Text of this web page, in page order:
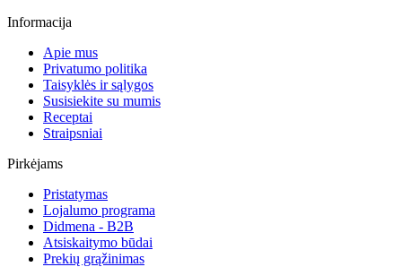
Informacija
Apie mus
Privatumo politika
Taisyklės ir sąlygos
Susisiekite su mumis
Receptai
Straipsniai
Pirkėjams
Pristatymas
Lojalumo programa
Didmena - B2B
Atsiskaitymo būdai
Prekių grąžinimas